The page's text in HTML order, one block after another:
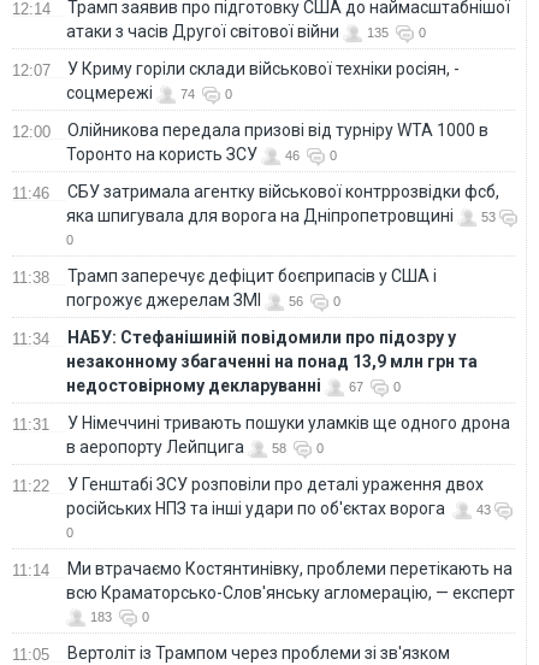
12:14
Трамп заявив про підготовку США до наймасштабнішої
атаки з часів Другої світової війни
135 0
12:07
У Криму горіли склади військової техніки росіян, -
соцмережі
74 0
12:00
Олійникова передала призові від турніру WTA 1000 в
Торонто на користь ЗСУ
46 0
11:46
СБУ затримала агентку військової контррозвідки фсб,
яка шпигувала для ворога на Дніпропетровщині
53
0
11:38
Трамп заперечує дефіцит боєприпасів у США і
погрожує джерелам ЗМІ
56 0
11:34
НАБУ: Стефанішиній повідомили про підозру у
незаконному збагаченні на понад 13,9 млн грн та
недостовірному декларуванні
67 0
11:31
У Німеччині тривають пошуки уламків ще одного дрона
в аеропорту Лейпцига
58 0
11:22
У Генштабі ЗСУ розповіли про деталі ураження двох
російських НПЗ та інші удари по об'єктах ворога
43
0
11:14
Ми втрачаємо Костянтинівку, проблеми перетікають на
всю Краматорсько-Слов'янську агломерацію, — експерт
183 0
11:05
Вертоліт із Трампом через проблеми зі зв'язком